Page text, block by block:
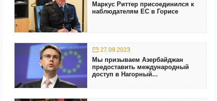
Маркус Риттер присоединился к
наблюдателям ЕС в Горисе
27.09.2023
Мы призываем Азербайджан
предоставить международный
доступ в Нагорный...